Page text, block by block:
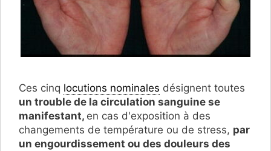
Ces cinq locutions nominales désignent toutes
un trouble de la circulation sanguine se
manifestant, en cas d'exposition à des
changements de température ou de stress, par
un engourdissement ou des douleurs des